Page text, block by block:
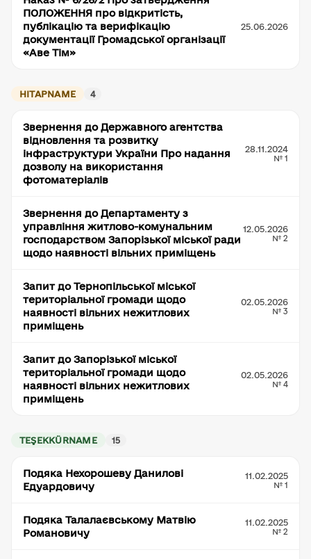
ПОЛОЖЕННЯ про відкритість,
публікацію та верифікацію
документації Громадської організації
«Аве Тім»
25.06.2026
HITAPNAME 4
Звернення до Державного агентства
відновлення та розвитку
інфраструктури України Про надання
дозволу на використання
фотоматеріалів
28.11.2024
№ 1
Звернення до Департаменту з
управління житлово-комунальним
господарством Запорізької міської ради
щодо наявності вільних приміщень
12.05.2026
№ 2
Запит до Тернопільської міської
територіальної громади щодо
наявності вільних нежитлових
приміщень
02.05.2026
№ 3
Запит до Запорізької міської
територіальної громади щодо
наявності вільних нежитлових
приміщень
02.05.2026
№ 4
TEŞEKKÜRNAME 15
Подяка Нехорошеву Данилові
Едуардовичу
11.02.2025
№ 1
Подяка Талалаєвському Матвію
Романовичу
11.02.2025
№ 2